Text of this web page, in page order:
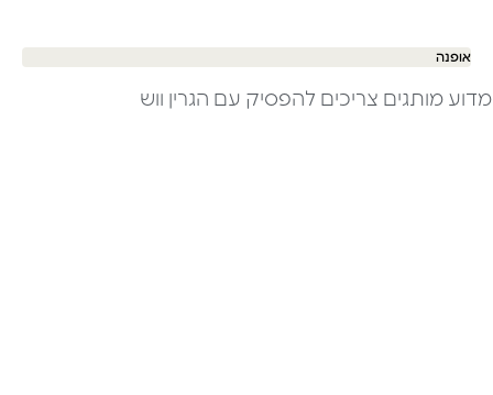
אופנה
מדוע מותגים צריכים להפסיק עם הגרין ווש